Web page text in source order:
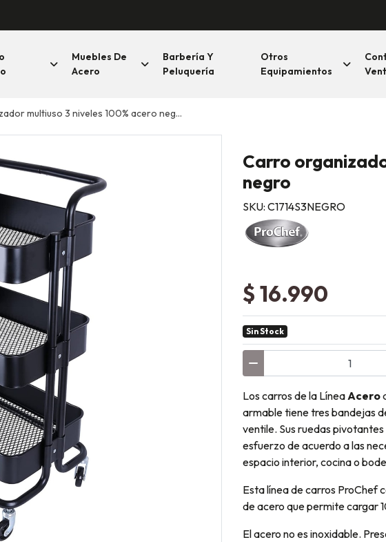
Muebles De
Acero
Barbería Y
Peluquería
Otros
Equipamientos
multiuso 3 niveles 100% acero negro
Carro
negro
SKU: C1714S3NEGRO
$ 16.990
Sin Stock
Los carros de la LíneaAcero
armable tiene tres bandejas
ventile. Sus ruedas
esfuerzo de acuerdo a las
espacio interior, cocina o
Esta línea de carros ProChef
de acero que permite cargar
El acero no es inoxidable.